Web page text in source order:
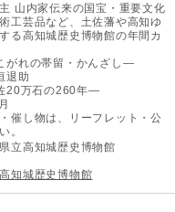
山内家伝来の国宝・重要文化
工芸品など、土佐藩や高知ゆ
る高知城歴史博物館の年間カ
がれの帯留・かんざし―
退助
20万石の260年―
催し物は、リーフレット・公
。
立高知城歴史博物館
知城歴史博物館